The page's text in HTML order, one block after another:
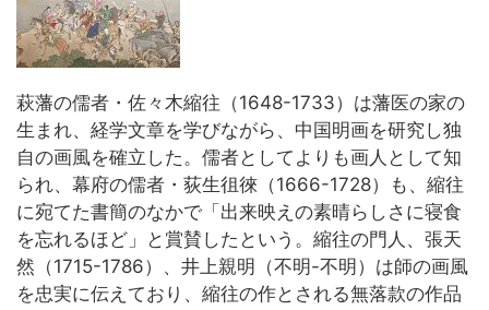
萩藩の儒者・佐々木縮往（1648-1733）は藩医の家の
生まれ、経学文章を学びながら、中国明画を研究し独
自の画風を確立した。儒者としてよりも画人として知
られ、幕府の儒者・荻生徂徠（1666-1728）も、縮往
に宛てた書簡のなかで「出来映えの素晴らしさに寝食
を忘れるほど」と賞賛したという。縮往の門人、張天
然（1715-1786）、井上親明（不明-不明）は師の画風
を忠実に伝えており、縮往の作とされる無落款の作品